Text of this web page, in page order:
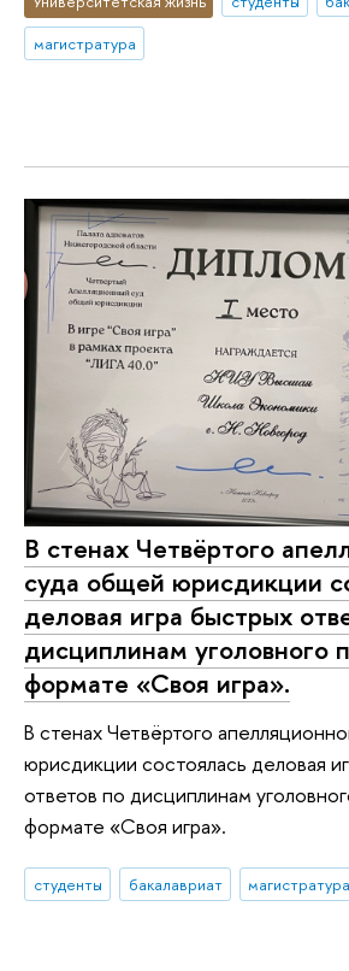
магистратура
В стенах Четвёртого
суда общей юрисдикции
деловая игра быстрых
дисциплинам уголовного
формате «Своя игра».
В стенах Четвёртого
юрисдикции состоялась деловая
ответов по дисциплинам
формате «Своя игра».
студенты бакалавриат магистратура